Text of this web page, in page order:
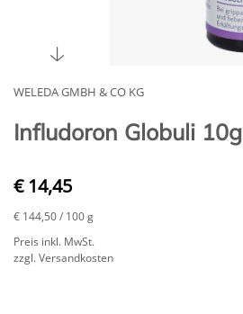
WELEDA GMBH & CO KG
Infludoron Globuli 10g
€ 14,45
€ 144,50/ 100 g
Preis inkl. MwSt.
zzgl. Versandkosten